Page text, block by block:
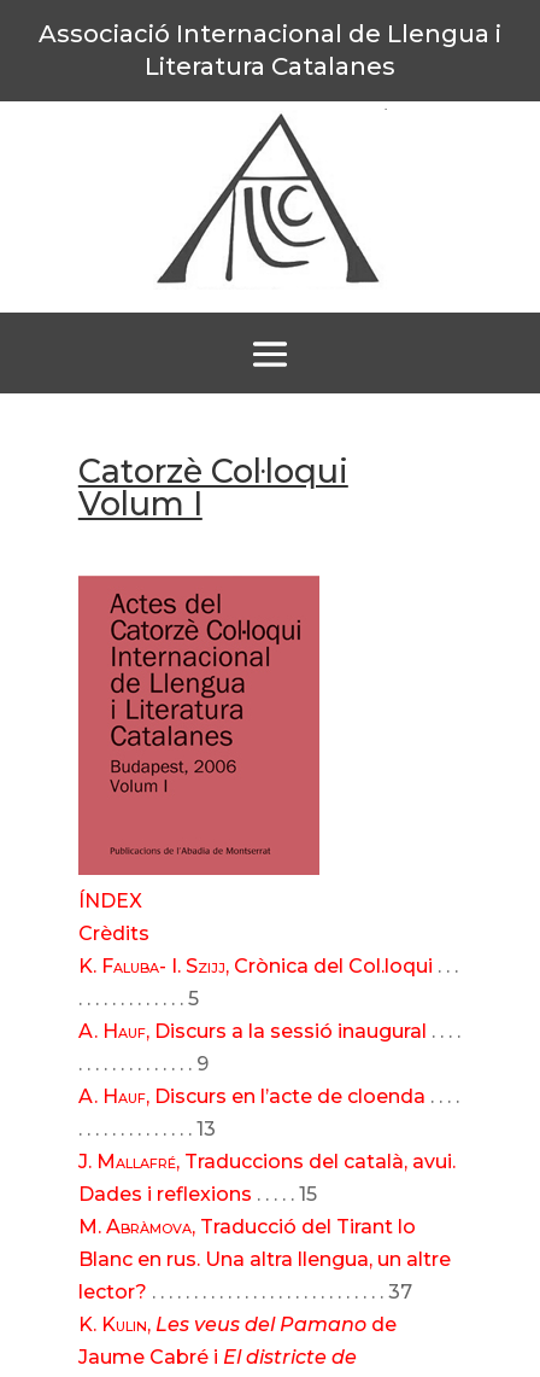
Associació Internacional de Llengua i
Literatura Catalanes
Catorzè Col·loqui
Volum I
ÍNDEX
Crèdits
K. Faluba- I. Szijj, Crònica del Col.loqui . . .
. . . . . . . . . . . . . 5
A. Hauf, Discurs a la sessió inaugural . . . .
. . . . . . . . . . . . . . 9
A. Hauf, Discurs en l’acte de cloenda . . . .
. . . . . . . . . . . . . . 13
J. Mallafré, Traduccions del català, avui.
Dades i reflexions . . . . . 15
M. Abràmova, Traducció del Tirant lo
Blanc en rus. Una altra llengua, un altre
lector? . . . . . . . . . . . . . . . . . . . . . . . . . . . . 37
K. Kulin, Les veus del Pamanode
Jaume Cabré i El districte de